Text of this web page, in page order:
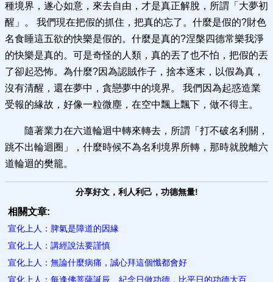
種境界，遂心如意，來去自由，才是真正解脫，所謂「大夢初
醒」。 我們現在把假的抓住，把真的忘了。什麼是假的?財色
名食睡這五欲的快樂是假的。什麼是真的?涅槃四德常樂我淨
的快樂是真的。可是奇怪的人類，真的丟了也不怕，把假的丟
了卻起恐怖。為什麼?因為認賊作子，捨本逐末，以假為真，
沒有清醒，還在夢中，貪戀夢中的境界。 我們因為起惑造業
受報的緣故，好像一粒微塵，在空中飄上飄下，做不得主。
隨著業力在六道輪迴中轉來轉去，所謂「打不破名利關，
跳不出輪迴圈」，什麼時候不為名利境界所轉，那時就脫離六
道輪迴的樊籠。
分享好文，利人利己，功德無量!
相關文章:
宣化上人：脾氣是障道的因緣
宣化上人：講經說法要謹慎
宣化上人：無論什麼病痛，誠心拜這個懺都會好
宣化上人：每逢佛菩薩誕辰、紀念日做功德，比平日的功德大百